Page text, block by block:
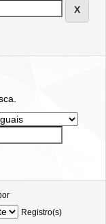
Registro(s)